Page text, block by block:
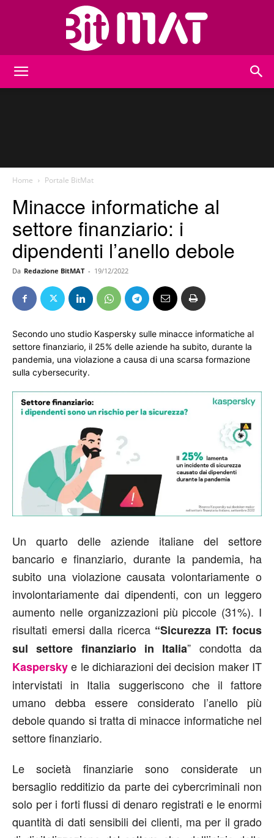
Home Portale BitMat
Minacce informatiche al
settore finanziario: i
dipendenti l’anello debole
Da Redazione BitMAT - 19/12/2022
Secondo uno studio Kaspersky sulle minacce informatiche al
settore finanziario, il 25% delle aziende ha subito, durante la
pandemia, una violazione a causa di una scarsa formazione
sulla cybersecurity.
Un quarto delle aziende italiane del settore
bancario e finanziario, durante la pandemia, ha
subito una violazione causata volontariamente o
involontariamente dai dipendenti, con un leggero
aumento nelle organizzazioni più piccole (31%). I
risultati emersi dalla ricerca“Sicurezza IT: focus
sul settore finanziario in Italia” condotta da
Kaspersky e le dichiarazioni dei decision maker IT
intervistati in Italia suggeriscono che il fattore
umano debba essere considerato l’anello più
debole quando si tratta di minacce informatiche nel
settore finanziario.
Le società finanziarie sono considerate un
bersaglio redditizio da parte dei cybercriminali non
solo per i forti flussi di denaro registrati e le enormi
quantità di dati sensibili dei clienti, ma per il grado